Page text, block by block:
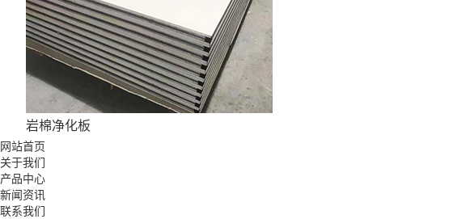
岩棉净化板
网站首页
关于我们
产品中心
新闻资讯
联系我们